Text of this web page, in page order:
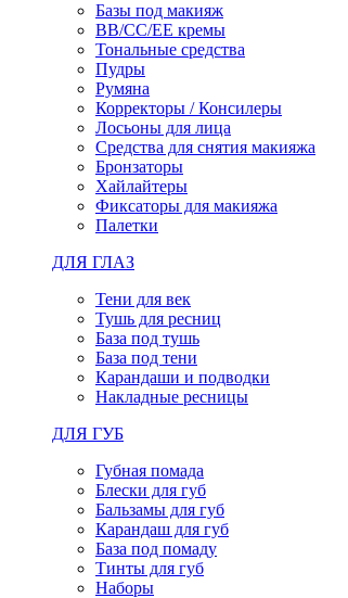
Базы под макияж
BB/CC/EE кремы
Тональные средства
Пудры
Румяна
Корректоры / Консилеры
Лосьоны для лица
Средства для снятия макияжа
Бронзаторы
Хайлайтеры
Фиксаторы для макияжа
Палетки
ДЛЯ ГЛАЗ
Тени для век
Тушь для ресниц
База под тушь
База под тени
Карандаши и подводки
Накладные ресницы
ДЛЯ ГУБ
Губная помада
Блески для губ
Бальзамы для губ
Карандаш для губ
База под помаду
Тинты для губ
Наборы